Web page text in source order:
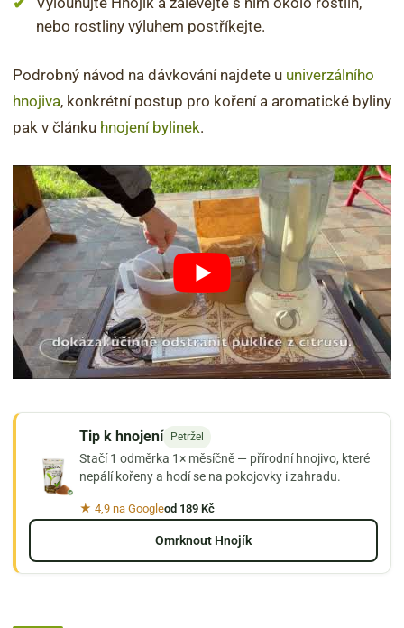
nebo rostliny výluhem postříkejte.
Podrobný návod na dávkování najdete u univerzálního
hnojiva, konkrétní postup pro koření a aromatické byliny
pak v článku hnojení bylinek.
Tip k hnojení Petržel
Stačí 1 odměrka 1× měsíčně — přírodní hnojivo, které
nepálí kořeny a hodí se na pokojovky i zahradu.
★ 4,9 na Googleod 189 Kč
Omrknout Hnojík